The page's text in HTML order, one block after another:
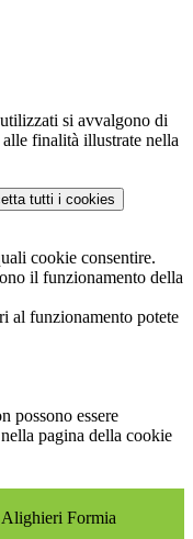
si avvalgono di
finalità illustrate nella
tutti i cookies
cookie consentire.
il funzionamento della
al funzionamento potete
possono essere
pagina della cookie
Formia